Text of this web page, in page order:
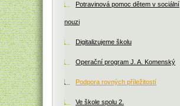
Potravinová pomoc dětem v sociální
nouzi
Digitalizujeme školu
Operační program J. A. Komenský
Podpora rovných příležitostí
Ve škole spolu 2.